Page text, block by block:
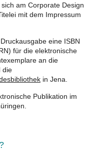
am Corporate Design
mit dem Impressum
eine ISBN
für die elektronische
an die
die
in Jena.
Publikation im